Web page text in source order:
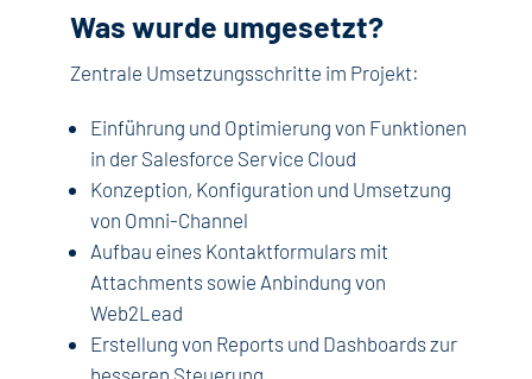
Was wurde umgesetzt?
Zentrale Umsetzungsschritte im Projekt:
Einführung und Optimierung von Funktionen
in der Salesforce Service Cloud
Konzeption, Konfiguration und Umsetzung
von Omni-Channel
Aufbau eines Kontaktformulars mit
Attachments sowie Anbindung von
Web2Lead
Erstellung von Reports und Dashboards zur
besseren Steuerung